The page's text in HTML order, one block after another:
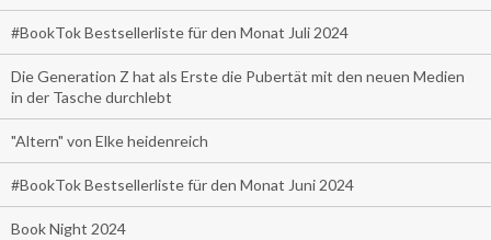
#BookTok Bestsellerliste für den Monat Juli 2024
Die Generation Z hat als Erste die Pubertät mit den neuen Medien
in der Tasche durchlebt
"Altern" von Elke heidenreich
#BookTok Bestsellerliste für den Monat Juni 2024
Book Night 2024